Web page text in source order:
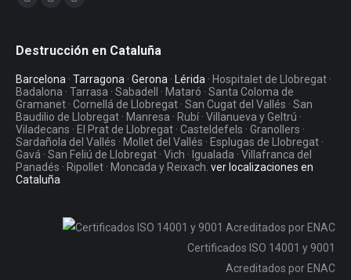
Destrucción en Cataluña
Barcelona · Tarragona · Gerona · Lérida · Hospitalet de Llobregat ·
Badalona · Tarrasa · Sabadell · Mataró · Santa Coloma de
Gramanet · Cornellá de Llobregat · San Cugat del Vallés · San
Baudilio de Llobregat · Manresa · Rubí · Villanueva y Geltrú ·
Viladecans · El Prat de Llobregat · Casteldefels · Granollers ·
Sardañola del Vallés · Mollet del Vallés · Esplugas de Llobregat ·
Gavá · San Feliú de Llobregat · Vich · Igualada · Villafranca del
Panadés · Ripollet · Moncada y Reixach. ver localizaciones en
Cataluña
Certificados ISO 14001 y 9001
Acreditados por ENAC